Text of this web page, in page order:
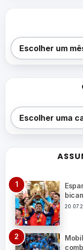
Arquivos
Escolher um
Categorias
Escolher uma